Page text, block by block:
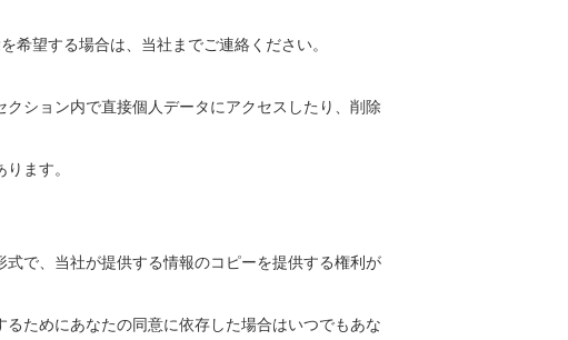
希望する場合は、当社までご連絡ください。
ション内で直接個人データにアクセスしたり、削除
ます。
で、当社が提供する情報のコピーを提供する権利が
ためにあなたの同意に依存した場合はいつでもあな